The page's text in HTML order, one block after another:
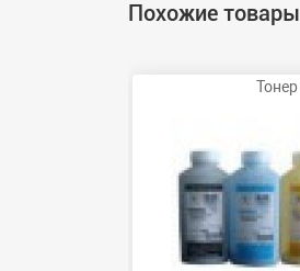
Похожие товары
Тонер |